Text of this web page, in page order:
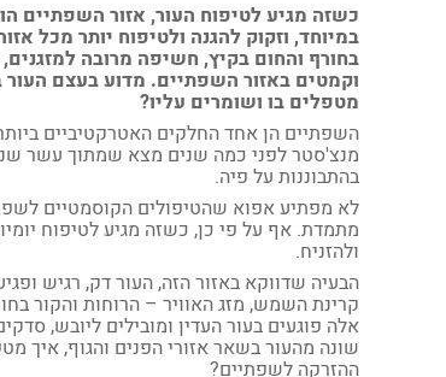
כשזה מגיע לטיפוח העור, אזור השפתיים
במיוחד, וזקוק להגנה ולטיפוח יותר מכל
בחורף והחום בקיץ, חשיפה מרובה
וקמטים באזור השפתיים. מדוע בעצם העור
מטפלים בו ושומרים עליו?
השפתיים הן אחד החלקים האטרקטיביים
מנצ'סטר לפני כמה שנים מצא שמתוך עשר
בהתבוננות על פיה.
לא מפתיע אפוא שהטיפולים הקוסמטיים
מתמדת. אף על פי כן, כשזה מגיע לטיפוח
ולהזניח.
הבעיה שדווקא באזור הזה, העור דק, רגיש
קרינת השמש, מזג האוויר – הרוחות והקור
אלה פוגעים בעור העדין ומובילים ליובש,
שונה מהעור בשאר אזורי הפנים והגוף, איך
ההזרקה לשפתיים?